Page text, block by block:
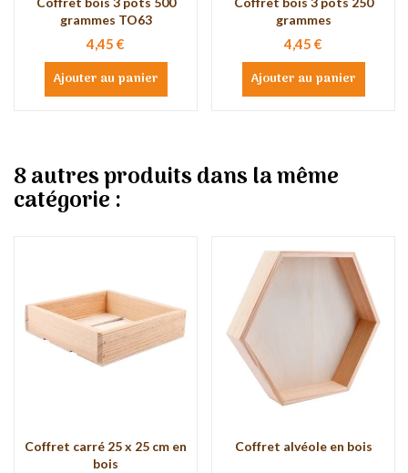
grammes TO63
4,45 €
Ajouter au panier
grammes
4,45 €
Ajouter au panier
8 autres produits dans la même
catégorie :
Coffret carré 25 x 25 cm en
bois
Coffret alvéole en bois